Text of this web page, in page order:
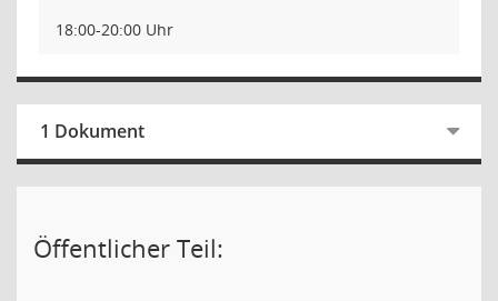
18:00-20:00 Uhr
1 Dokument
Öffentlicher Teil: